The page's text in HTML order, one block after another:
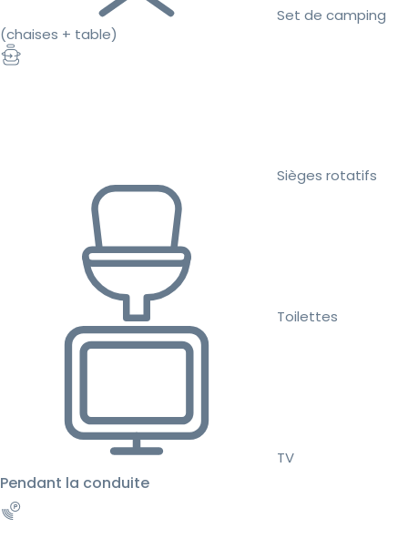
Set de camping
(chaises + table)
Sièges rotatifs
Toilettes
TV
Pendant la conduite